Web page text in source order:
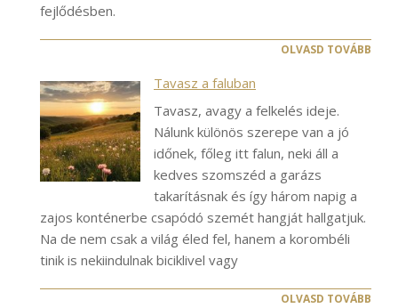
fejlődésben.
OLVASD TOVÁBB
Tavasz a faluban
Tavasz, avagy a felkelés ideje.
Nálunk különös szerepe van a jó
időnek, főleg itt falun, neki áll a
kedves szomszéd a garázs
takarításnak és így három napig a
zajos konténerbe csapódó szemét hangját hallgatjuk.
Na de nem csak a világ éled fel, hanem a korombéli
tinik is nekiindulnak biciklivel vagy
OLVASD TOVÁBB